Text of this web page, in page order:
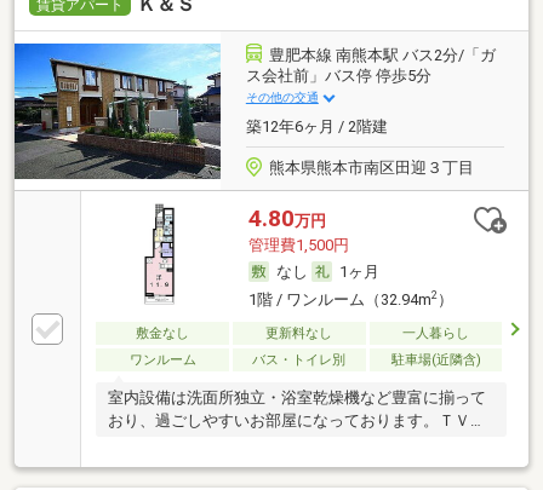
賃貸アパート
豊肥本線 南熊本駅 バス2分/「ガ
ス会社前」バス停 停歩5分
その他の交通
築12年6ヶ月 / 2階建
熊本県熊本市南区田迎３丁目
4.80万円
管理費1,500円
なし
1ヶ月
1階 / ワンルーム（32.94m2）
敷金なし 更新料なし
一人暮らし
ワンルーム
バス・トイレ別 駐車場(近隣含)
室内設備は洗面所独立・浴室乾燥機など豊富に揃って
おり、過ごしやすいお部屋になっております。ＴＶイ